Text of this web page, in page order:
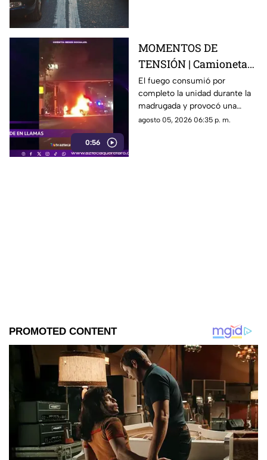
0:56
MOMENTOS DE
TENSIÓN | Camioneta
termina calcinada
sobre avenida
Constituyentes; así se
vivió el momento
El fuego consumió por
completo la unidad durante la
madrugada y provocó una
intensa movilización en una de
agosto 05, 2026 06:35 p. m.